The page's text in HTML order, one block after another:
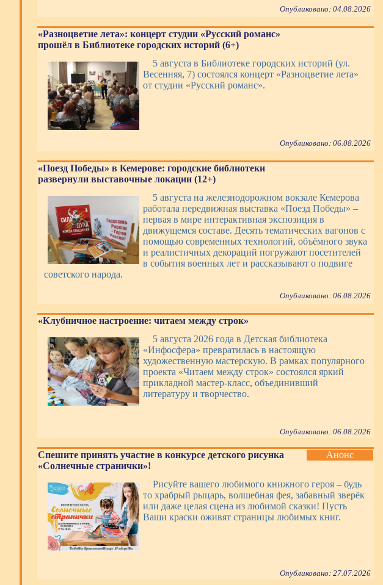
Опубликовано: 04.08.2026
«Разноцветие лета»: концерт студии «Русский романс»
прошёл в Библиотеке городских историй (6+)
5 августа в Библиотеке городских историй (ул.
Весенняя, 7) состоялся концерт «Разноцветие лета»
от студии «Русский романс».
Опубликовано: 06.08.2026
«Поезд Победы» в Кемерове: городские библиотеки
развернули выставочные локации (12+)
5 августа на железнодорожном вокзале Кемерова
работала передвижная выставка «Поезд Победы» –
первая в мире интерактивная экспозиция в
движущемся составе. Десять тематических вагонов с
помощью современных технологий, объёмного звука
и реалистичных декораций погружают посетителей
в события военных лет и рассказывают о подвиге
советского народа.
Опубликовано: 06.08.2026
«Клубничное настроение: читаем между строк»
5 августа 2026 года в Детская библиотека
«Инфосфера» превратилась в настоящую
художественную мастерскую. В рамках популярного
проекта «Читаем между строк» состоялся яркий
прикладной мастер-класс, объединивший
литературу и творчество.
Опубликовано: 06.08.2026
Спешите принять участие в конкурсе детского рисунка
«Солнечные странички»!
Анонс
Рисуйте вашего любимого книжного героя – будь
то храбрый рыцарь, волшебная фея, забавный зверёк
или даже целая сцена из любимой сказки! Пусть
Ваши краски оживят страницы любимых книг.
Опубликовано: 27.07.2026